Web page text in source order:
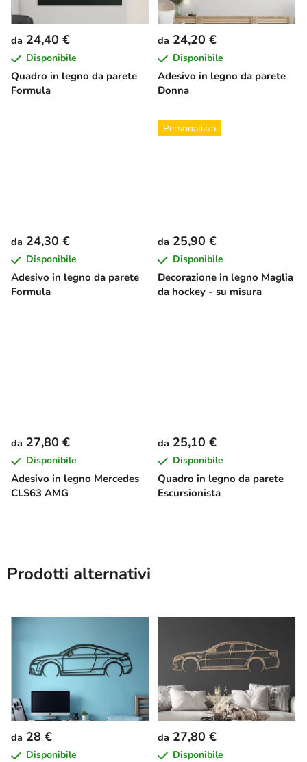
Quadro in legno da parete
Formula
da 24,40 €
Disponibile
Adesivo in legno da parete
Donna
da 24,20 €
Disponibile
Adesivo in legno da parete
Formula
da 24,30 €
Disponibile
Personalizza
Decorazione in legno Maglia
da hockey - su misura
da 25,90 €
Disponibile
Adesivo in legno Mercedes
CLS63 AMG
da 27,80 €
Disponibile
Quadro in legno da parete
Escursionista
da 25,10 €
Disponibile
Prodotti alternativi
da 28 €
Disponibile
da 27,80 €
Disponibile